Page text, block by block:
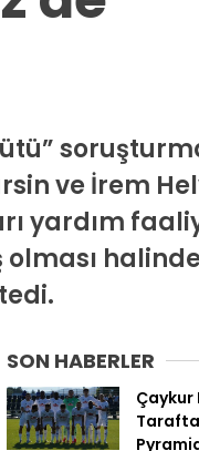
ve İrem
yardım
olması
SON HABERLER
Çaykur